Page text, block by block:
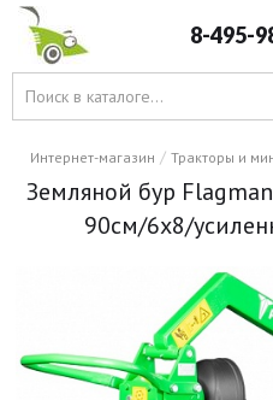
8-495-
Интернет-магазин / Тракторы и
Земляной бур
90см/6х8/